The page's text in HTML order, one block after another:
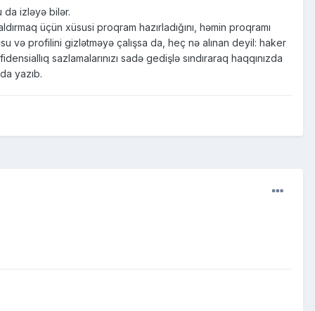
da izləyə bilər.
üçün xüsusi proqram hazırladığını, həmin proqramı
və profilini gizlətməyə çalışsa da, heç nə alınan deyil: haker
sazlamalarınızı sadə gedişlə sındıraraq haqqınızda
yazıb.